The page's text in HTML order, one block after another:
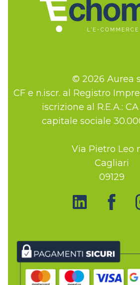
© 2026 Aurea
CF e n.iscr. al Registro
iscrizione al R.E.A.:
capitale sociale
Via Pietro Leo
Cagliari
09129